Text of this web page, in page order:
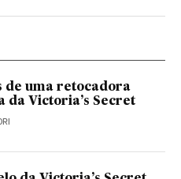
en Facebook
de uma retocadora
da Victoria’s Secret